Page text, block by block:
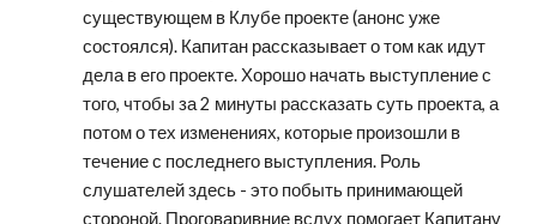
существующем в Клубе проекте (анонс уже
состоялся). Капитан рассказывает о том как идут
дела в его проекте. Хорошо начать выступление с
того, чтобы за 2 минуты рассказать суть проекта, а
потом о тех изменениях, которые произошли в
течение с последнего выступления. Роль
слушателей здесь - это побыть принимающей
стороной. Проговаривние вслух помогает Капитану